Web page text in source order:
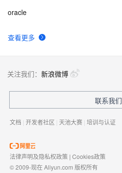
查看更多
oracle
关注我们： 新浪微博
联系我们
文档 | 开发者社区 | 天池大赛 | 培训与认证
法律声明及隐私权政策 | Cookies政策
© 2009-现在 Aliyun.com 版权所有